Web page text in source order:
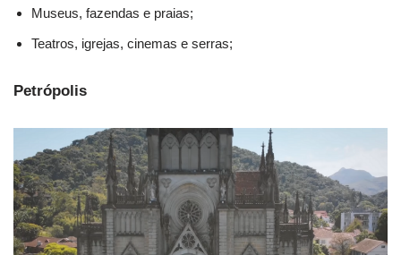
Museus, fazendas e praias;
Teatros, igrejas, cinemas e serras;
Petrópolis